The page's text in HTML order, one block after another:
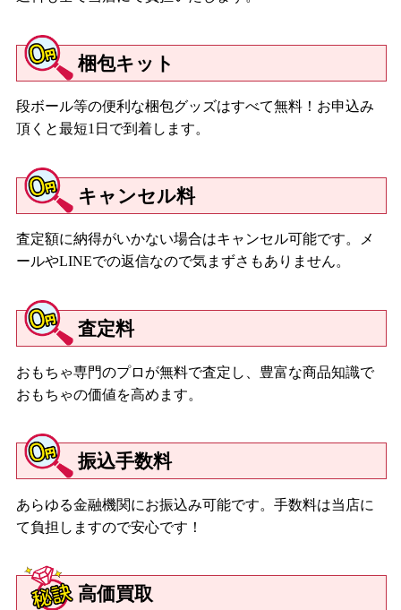
梱包キット
段ボール等の便利な梱包グッズはすべて無料！お申込み
頂くと最短1日で到着します。
キャンセル料
査定額に納得がいかない場合はキャンセル可能です。メ
ールやLINEでの返信なので気まずさもありません。
査定料
おもちゃ専門のプロが無料で査定し、豊富な商品知識で
おもちゃの価値を高めます。
振込手数料
あらゆる金融機関にお振込み可能です。手数料は当店に
て負担しますので安心です！
高価買取